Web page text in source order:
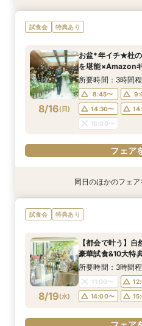
8/15(土)
初見学でも安心◎
新プラン×試食付
8:45〜
14:15〜
18:00〜
フェア
8/15(土)
≪大好評！ペット
ごと相談*特典付
8:45〜
14:15〜
18:00〜
フェア
8/15(土)
【料理ランクUP
試食×料理演出体験
8:45〜
14:15〜
18:00〜
フェア
8/15(土)
【ガーデン挙式希
ディング体感×試食
8:45〜
14:15〜
18:00〜
フェア
試食会 特典あり
8/16(日)
お盆*年イチ★杜
を堪能×Amazon
所要時間：3時間
8:45〜
14:30〜
18:00〜
フェア
特典あり 動画あり
8/16(日)
【ガーデン挙式希
ディング体感×試食
8:45〜
14:30〜
18:00〜
特典あり
8/16(日)
初見学でも安心◎
新プラン×試食付
8:45〜
14:30〜
18:00〜
特典あり
8/16(日)
【料理ランクUP
試食×料理演出体験
8:45〜
14:30〜
18:00〜
特典あり
8/16(日)
≪大好評！ペット
ごと相談*特典付
8:45〜
14:30〜
18:00〜
同日のほかのフェア
試食会 特典あり
8/19(水)
【都会で叶う】
豪華試食&10大特
所要時間：3時間
11:00〜
14:00〜